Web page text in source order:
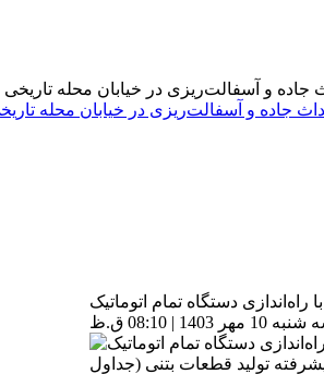
جاده و آسفالت‌ریزی در خیابان محله
دستگاه تمام اتوماتیک
| 08:10 ق.ظ
تولید قطعات بتنی (جداول